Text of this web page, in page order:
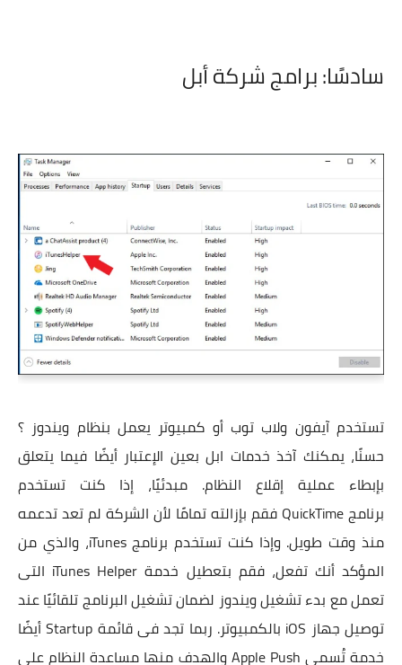
سادسًا: برامج شركة أبل
تستخدم آيفون ولاب توب أو كمبيوتر يعمل بنظام ويندوز ؟
حسنًا، يمكنك آخذ خدمات ابل بعين الإعتبار أيضًا فيما يتعلق
بإبطاء عملية إقلاع النظام. مبدئيًا، إذا كنت تستخدم
برنامج QuickTime فقم بإزالته تمامًا لأن الشركة لم تعد تدعمه
منذ وقت طويل. وإذا كنت تستخدم برنامج iTunes، والذي من
المؤكد أنك تفعل، فقم بتعطيل خدمة iTunes Helper التى
تعمل مع بدء تشغيل ويندوز لضمان تشغيل البرنامج تلقائيًا عند
توصيل جهاز iOS بالكمبيوتر. ربما تجد فى قائمة Startup أيضًا
خدمة تُسمى Apple Push والهدف منها مساعدة النظام على